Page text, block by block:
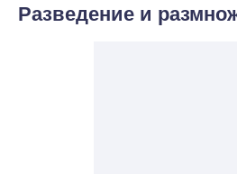
Разведение и